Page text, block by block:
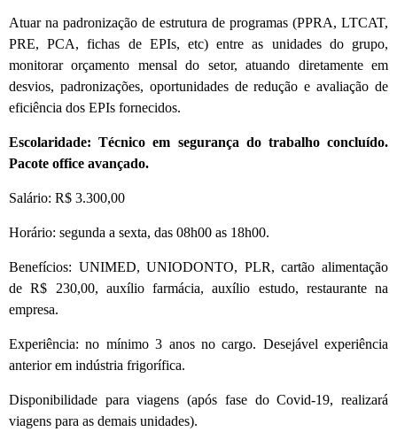
Atuar na padronização de estrutura de programas (PPRA, LTCAT,
PRE, PCA, fichas de EPIs, etc) entre as unidades do grupo,
monitorar orçamento mensal do setor, atuando diretamente em
desvios, padronizações, oportunidades de redução e avaliação de
eficiência dos EPIs fornecidos.
Escolaridade: Técnico em segurança do trabalho concluído.
Pacote office avançado.
Salário: R$ 3.300,00
Horário: segunda a sexta, das 08h00 as 18h00.
Benefícios: UNIMED, UNIODONTO, PLR, cartão alimentação
de R$ 230,00, auxílio farmácia, auxílio estudo, restaurante na
empresa.
Experiência: no mínimo 3 anos no cargo. Desejável experiência
anterior em indústria frigorífica.
Disponibilidade para viagens (após fase do Covid-19, realizará
viagens para as demais unidades).